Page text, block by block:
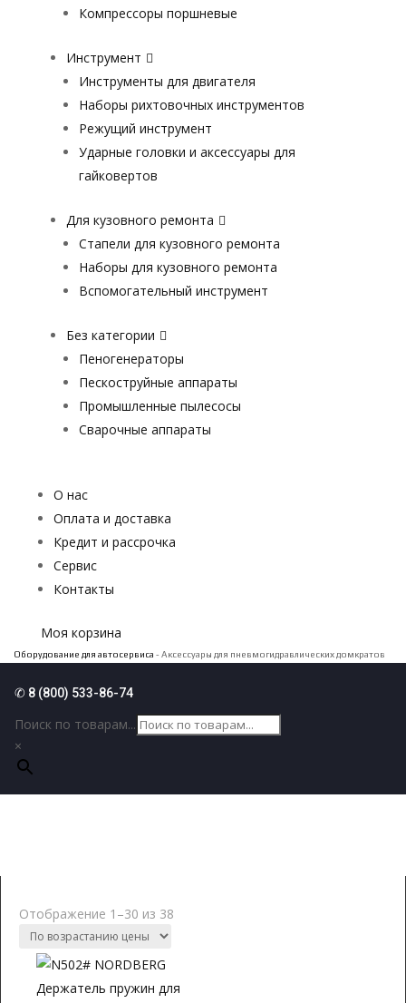
Компрессоры поршневые
Инструмент
Инструменты для двигателя
Наборы рихтовочных инструментов
Режущий инструмент
Ударные головки и аксессуары для
гайковертов
Для кузовного ремонта
Стапели для кузовного ремонта
Наборы для кузовного ремонта
Вспомогательный инструмент
Без категории
Пеногенераторы
Пескоструйные аппараты
Промышленные пылесосы
Сварочные аппараты
О нас
Оплата и доставка
Кредит и рассрочка
Сервис
Контакты
Моя корзина
Оборудование для автосервиса - Аксессуары для пневмогидравлических домкратов
✆ 8 (800) 533-86-74
Поиск по товарам...
×
Отображение 1–30 из 38